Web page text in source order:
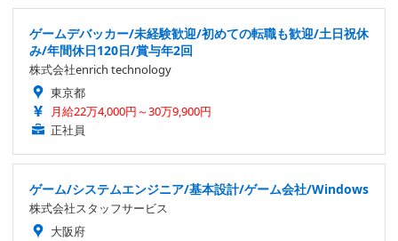
ゲームデバッカー/未経験歓迎/初めての転職も歓迎/土日祝休
み/年間休日120日/賞与年2回
株式会社enrich technology
東京都
月給22万4,000円～30万9,900円
正社員
ゲーム/システムエンジニア/基本設計/ゲーム会社/Windows
株式会社スタッフサービス
大阪府